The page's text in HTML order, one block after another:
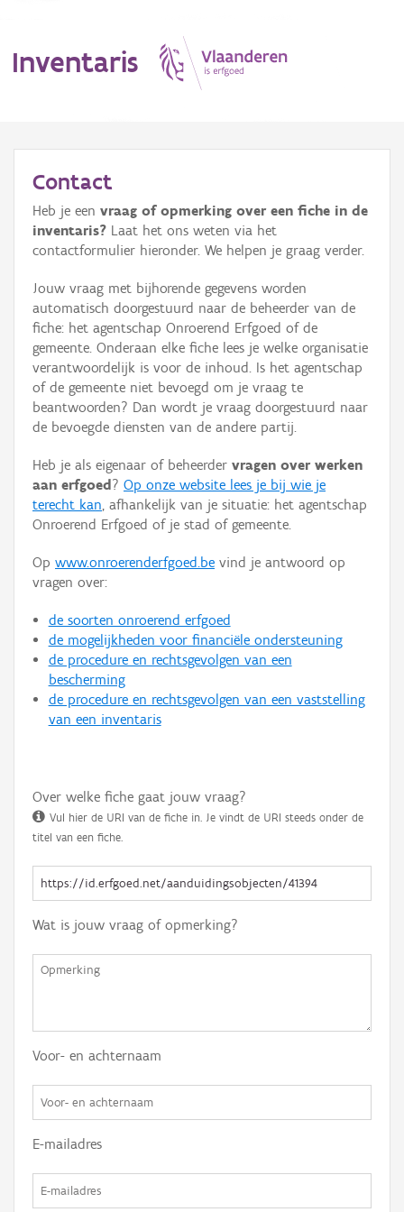
Inventaris
Erfgoedobject
Aanduidingsobject
Waarneming
Thema
Gebeurtenis
Persoon of collectief
Hergebruik
Aanmelden
Contact
Heb je een vraag of opmerking over een fiche in de
inventaris? Laat het ons weten via het
contactformulier hieronder. We helpen je graag verder.
Jouw vraag met bijhorende gegevens worden
automatisch doorgestuurd naar de beheerder van de
fiche: het agentschap Onroerend Erfgoed of de
gemeente. Onderaan elke fiche lees je welke organisatie
verantwoordelijk is voor de inhoud. Is het agentschap
of de gemeente niet bevoegd om je vraag te
beantwoorden? Dan wordt je vraag doorgestuurd naar
de bevoegde diensten van de andere partij.
Heb je als eigenaar of beheerder vragen over werken
aan erfgoed ? Op onze website lees je bij wie je
terecht kan, afhankelijk van je situatie: het agentschap
Onroerend Erfgoed of je stad of gemeente.
Op www.onroerenderfgoed.be vind je antwoord op
vragen over:
de soorten onroerend erfgoed
de mogelijkheden voor financiële ondersteuning
de procedure en rechtsgevolgen van een
bescherming
de procedure en rechtsgevolgen van een vaststelling
van een inventaris
Over welke fiche gaat jouw vraag?
Vul hier de URI van de fiche in. Je vindt de URI steeds onder de
titel van een fiche.
Wat is jouw vraag of opmerking?
Voor- en achternaam
E-mailadres